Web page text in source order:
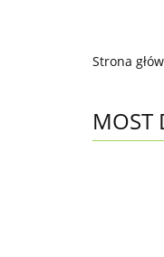
Strona
MOST